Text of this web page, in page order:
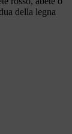
della legna